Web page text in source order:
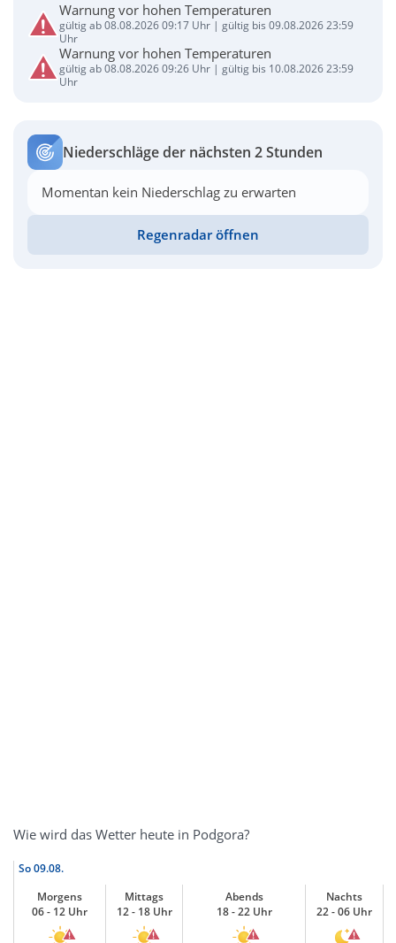
Warnung vor hohen Temperaturen
gültig ab 08.08.2026 09:17 Uhr | gültig bis 09.08.2026 23:59
Uhr
Warnung vor hohen Temperaturen
gültig ab 08.08.2026 09:26 Uhr | gültig bis 10.08.2026 23:59
Uhr
Niederschläge der nächsten 2 Stunden
Momentan kein Niederschlag zu erwarten
Regenradar öffnen
Wie wird das Wetter heute in Podgora?
So09.08.
Morgens
06 - 12 Uhr
Mittags
12 - 18 Uhr
Abends
18 - 22 Uhr
Nachts
22 - 06 Uhr